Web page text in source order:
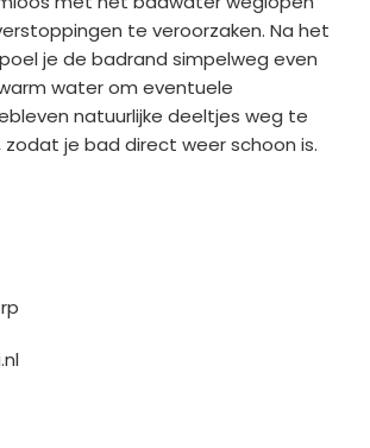
te veroorzaken. Na het
je de badrand simpelweg even
water om eventuele
natuurlijke deeltjes weg te
zodat je bad direct weer schoon is.